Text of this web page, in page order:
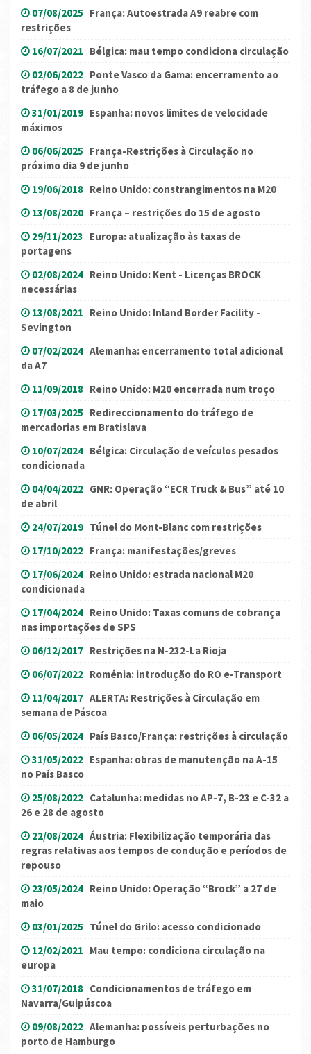
07/08/2025 França: Autoestrada A9 reabre com
restrições
16/07/2021 Bélgica: mau tempo condiciona circulação
02/06/2022 Ponte Vasco da Gama: encerramento ao
tráfego a 8 de junho
31/01/2019 Espanha: novos limites de velocidade
máximos
06/06/2025 França-Restrições à Circulação no
próximo dia 9 de junho
19/06/2018 Reino Unido: constrangimentos na M20
13/08/2020 França – restrições do 15 de agosto
29/11/2023 Europa: atualização às taxas de
portagens
02/08/2024 Reino Unido: Kent - Licenças BROCK
necessárias
13/08/2021 Reino Unido: Inland Border Facility -
Sevington
07/02/2024 Alemanha: encerramento total adicional
da A7
11/09/2018 Reino Unido: M20 encerrada num troço
17/03/2025 Redireccionamento do tráfego de
mercadorias em Bratislava
10/07/2024 Bélgica: Circulação de veículos pesados
condicionada
04/04/2022 GNR: Operação “ECR Truck & Bus” até 10
de abril
24/07/2019 Túnel do Mont-Blanc com restrições
17/10/2022 França: manifestações/greves
17/06/2024 Reino Unido: estrada nacional M20
condicionada
17/04/2024 Reino Unido: Taxas comuns de cobrança
nas importações de SPS
06/12/2017 Restrições na N-232-La Rioja
06/07/2022 Roménia: introdução do RO e-Transport
11/04/2017 ALERTA: Restrições à Circulação em
semana de Páscoa
06/05/2024 País Basco/França: restrições à circulação
31/05/2022 Espanha: obras de manutenção na A-15
no País Basco
25/08/2022 Catalunha: medidas no AP-7, B-23 e C-32 a
26 e 28 de agosto
22/08/2024 Áustria: Flexibilização temporária das
regras relativas aos tempos de condução e períodos de
repouso
23/05/2024 Reino Unido: Operação “Brock” a 27 de
maio
03/01/2025 Túnel do Grilo: acesso condicionado
12/02/2021 Mau tempo: condiciona circulação na
europa
31/07/2018 Condicionamentos de tráfego em
Navarra/Guipúscoa
09/08/2022 Alemanha: possíveis perturbações no
porto de Hamburgo